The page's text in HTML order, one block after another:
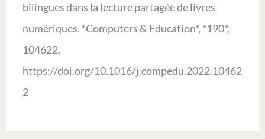
bilingues dans la lecture partagée de livres
numériques. *Computers & Education*, *190*,
104622.
https://doi.org/10.1016/j.compedu.2022.10462
2